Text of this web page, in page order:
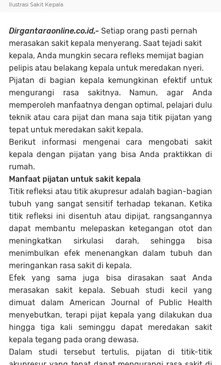
Ilustrasi Sakit Kepala
Dirgantaraonline.co.id,- Setiap orang pasti pernah
merasakan sakit kepala menyerang. Saat tejadi sakit
kepala, Anda mungkin secara refleks memijat bagian
pelipis atau belakang kepala untuk meredakan nyeri.
Pijatan di bagian kepala kemungkinan efektif untuk
mengurangi rasa sakitnya. Namun, agar Anda
memperoleh manfaatnya dengan optimal, pelajari dulu
teknik atau cara pijat dan mana saja titik pijatan yang
tepat untuk meredakan sakit kepala.
Berikut informasi mengenai cara mengobati sakit
kepala dengan pijatan yang bisa Anda praktikkan di
rumah.
Manfaat pijatan untuk sakit kepala
Titik refleksi atau titik akupresur adalah bagian-bagian
tubuh yang sangat sensitif terhadap tekanan. Ketika
titik refleksi ini disentuh atau dipijat, rangsangannya
dapat membantu melepaskan ketegangan otot dan
meningkatkan sirkulasi darah, sehingga bisa
menimbulkan efek menenangkan dalam tubuh dan
meringankan rasa sakit di kepala.
Efek yang sama juga bisa dirasakan saat Anda
merasakan sakit kepala. Sebuah studi kecil yang
dimuat dalam American Journal of Public Health
menyebutkan, terapi pijat kepala yang dilakukan dua
hingga tiga kali seminggu dapat meredakan sakit
kepala tegang pada orang dewasa.
Dalam studi tersebut tertulis, pijatan di titik-titik